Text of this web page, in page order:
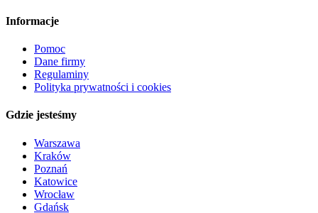
Informacje
Pomoc
Dane firmy
Regulaminy
Polityka prywatności i cookies
Gdzie jesteśmy
Warszawa
Kraków
Poznań
Katowice
Wrocław
Gdańsk